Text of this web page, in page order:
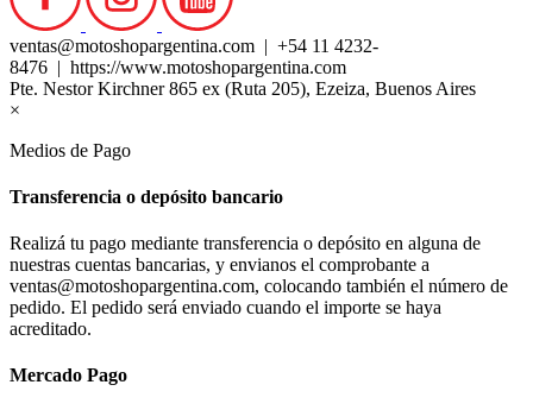
ventas@motoshopargentina.com | +54 11 4232-
8476 | https://www.motoshopargentina.com
Pte. Nestor Kirchner 865 ex (Ruta 205), Ezeiza, Buenos Aires
×
Medios de Pago
Transferencia o depósito bancario
Realizá tu pago mediante transferencia o depósito en alguna de
nuestras cuentas bancarias, y envianos el comprobante a
ventas@motoshopargentina.com, colocando también el número de
pedido. El pedido será enviado cuando el importe se haya
acreditado.
Mercado Pago